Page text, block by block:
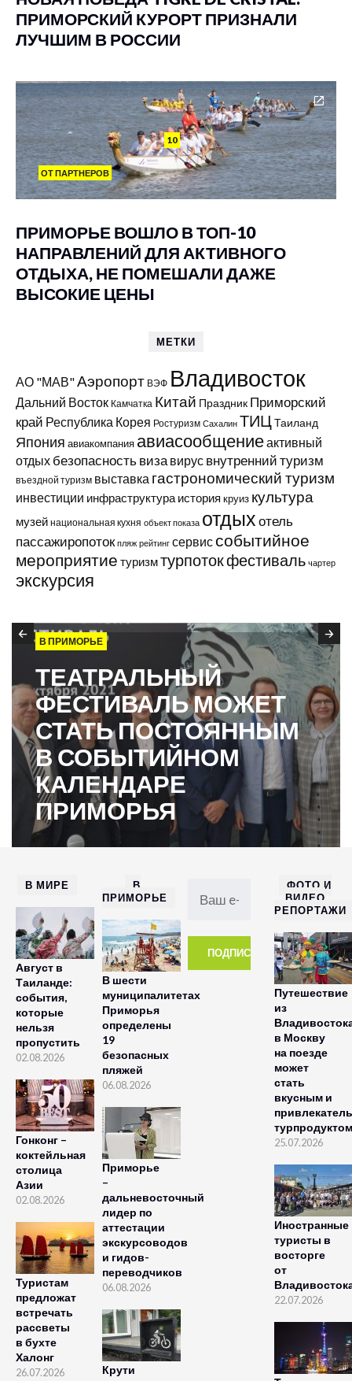
ПРИМОРСКИЙ КУРОРТ ПРИЗНАЛИ
ЛУЧШИМ В РОССИИ
10
ОТ ПАРТНЕРОВ
ПРИМОРЬЕ ВОШЛО В ТОП-10
НАПРАВЛЕНИЙ ДЛЯ АКТИВНОГО
ОТДЫХА, НЕ ПОМЕШАЛИ ДАЖЕ
ВЫСОКИЕ ЦЕНЫ
МЕТКИ
АО "МАВ"Аэропорт ВЭФ Владивосток
Дальний Восток Камчатка Китай Праздник Приморский
край Республика Корея Ростуризм Сахалин ТИЦТаиланд
Япония авиакомпания авиасообщениеактивный
отдых безопасность виза вирус внутренний туризм
въездной туризм выставка гастрономический туризм
инвестиции инфраструктура история круиз культура
музей национальная кухня объект показа отдыхотель
пассажиропоток пляж рейтинг сервис событийное
мероприятие туризмтурпотокфестиваль чартер
экскурсия
В ПРИМОРЬЕ
ТЕАТРАЛЬНЫЙ
ФЕСТИВАЛЬ МОЖЕТ
СТАТЬ ПОСТОЯННЫМ
В СОБЫТИЙНОМ
КАЛЕНДАРЕ
ПРИМОРЬЯ
В МИРЕ
Август в
Таиланде:
события,
которые
нельзя
пропустить
02.08.2026
Гонконг –
коктейльная
столица
Азии
02.08.2026
Туристам
предложат
встречать
рассветы
в бухте
Халонг
26.07.2026
В
ПРИМОРЬЕ
В шести
муниципалитетах
Приморья
определены
19
безопасных
пляжей
06.08.2026
Приморье
–
дальневосточный
лидер по
аттестации
экскурсоводов
и гидов-
переводчиков
06.08.2026
Крути
ФОТО И
ВИДЕО
РЕПОРТАЖИ
Путешествие
из
в Москву
на поезде
может
стать
вкусным и
турпродуктом
25.07.2026
Иностранные
туристы в
восторге
от
22.07.2026